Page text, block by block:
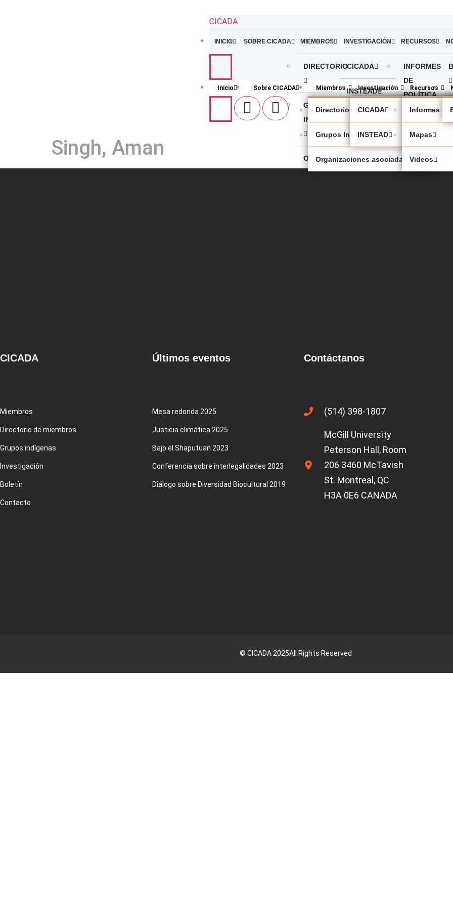
CICADA
INICIO SOBRE CICADA MIEMBROS
DIRECTORIO
GRUPOS
INDÍGENAS
ORGANIZACIONES
ASOCIADAS
INVESTIGACIÓN
CICADA
INSTEAD
RECURSOS
INFORMES
DE
POLÍTICA
MAPAS
VIDEOS
Inicio Sobre CICADA Miembros
Directorio
Grupos Indígenas
Organizaciones asociadas
Investigación
CICADA
INSTEAD
Recursos
Informes
Mapas
Videos
Singh, Aman
CICADA
Miembros
Directorio de miembros
Grupos indígenas
Investigación
Boletín
Contacto
Últimos eventos
Mesa redonda 2025
Justicia climática 2025
Bajo el Shaputuan 2023
Conferencia sobre interlegalidades 2023
Diálogo sobre Diversidad Biocultural 2019
Contáctanos
(514) 398-1807
McGill University
Peterson Hall, Room
206 3460 McTavish
St. Montreal, QC
H3A 0E6 CANADA
© CICADA2025All Rights Reserved